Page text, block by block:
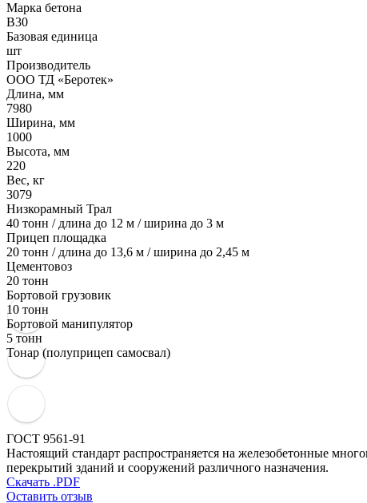
Марка бетона
B30
Базовая единица
шт
Производитель
ООО ТД «Беротек»
Длина, мм
7980
Ширина, мм
1000
Высота, мм
220
Вес, кг
3079
Низкорамный Трал
40 тонн / длина до 12 м / ширина до 3 м
Прицеп площадка
20 тонн / длина до 13,6 м / ширина до 2,45 м
Цементовоз
20 тонн
Бортовой грузовик
10 тонн
Бортовой манипулятор
5 тонн
Тонар (полуприцеп самосвал)
ГОСТ 9561-91
Настоящий стандарт распространяется на железобетонные
перекрытий зданий и сооружений различного назначения.
Скачать .PDF
Оставить отзыв